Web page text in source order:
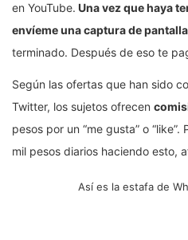
en YouTube. Una vez que haya
envíeme una captura de pantalla
terminado. Después de eso te
Según las ofertas que han sido
Twitter, los sujetos ofrecen
pesos por un “me gusta” o
mil pesos diarios haciendo esto,